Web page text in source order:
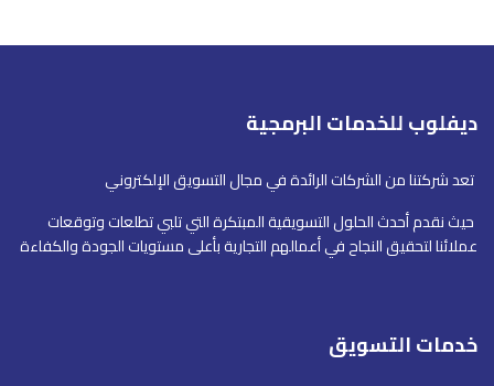
ديفلوب للخدمات البرمجية
تعد شركتنا من الشركات الرائدة في مجال التسويق الإلكتروني
حيث نقدم أحدث الحلول التسويقية المبتكرة التي تلبي تطلعات وتوقعات
عملائنا لتحقيق النجاح في أعمالهم التجارية بأعلى مستويات الجودة والكفاءة
خدمات التسويق